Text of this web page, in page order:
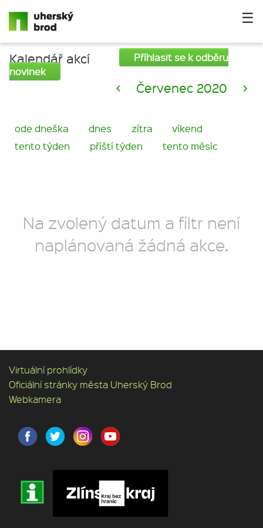
☰
Kalendář akcí
Příhlasit se k odběru
novinek
< Červenec 2020 >
ode dneška dnes zítra
víkend
tento týden
příští týden tento měsíc
Na zvolený datum a filtr není
naplánovaná žádná akce.
Virtuální prohlídky
Oficiální stránky města Uherský Brod
Webkamera